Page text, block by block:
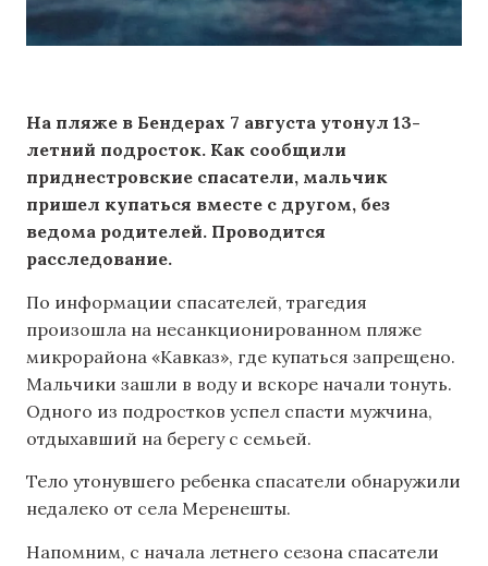
На пляже в Бендерах 7 августа утонул 13-
летний подросток. Как сообщили
приднестровские спасатели, мальчик
пришел купаться вместе с другом, без
ведома родителей. Проводится
расследование.
По информации спасателей, трагедия
произошла на несанкционированном пляже
микрорайона «Кавказ», где купаться запрещено.
Мальчики зашли в воду и вскоре начали тонуть.
Одного из подростков успел спасти мужчина,
отдыхавший на берегу с семьей.
Тело утонувшего ребенка спасатели обнаружили
недалеко от села Меренешты.
Напомним, с начала летнего сезона спасатели